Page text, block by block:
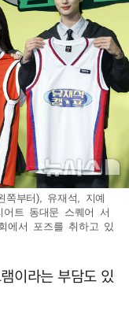
쪽부터), 유재석, 지예
트 동대문 스퀘어 서
에서 포즈를 취하고 있
이라는 부담도 있